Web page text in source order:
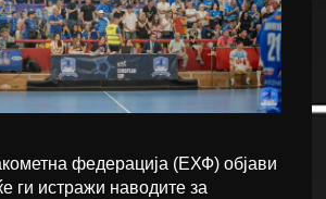
федерација (ЕХФ) објави
ги истражи наводите за